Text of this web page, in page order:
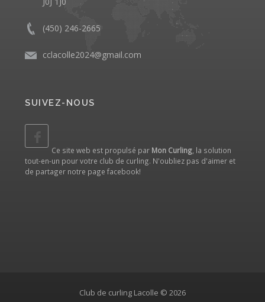
(450) 246-2665
cclacolle2024@gmail.com
SUIVEZ-NOUS
Ce site web est propulsé par Mon Curling , la solution
tout-en-un pour votre club de curling. N'oubliez pas d'aimer et
de partager notre page facebook!
Club de curling Lacolle © 2026